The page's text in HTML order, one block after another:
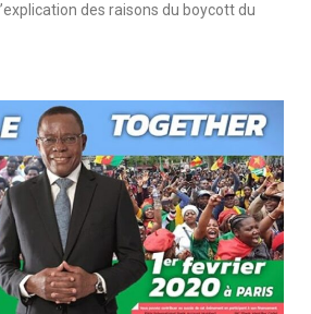
des raisons du boycott du